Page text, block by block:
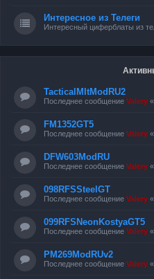
Интересное из Телеги
Интересный циферблаты из
TacticalMItModRU2
Последнее сообщение Valery «
FM1352GT5
Последнее сообщение Valery «
DFW603ModRU
Последнее сообщение Valery «
098RFSSteelGT
Последнее сообщение Valery «
099RFSNeonKostyaGT5
Последнее сообщение Valery «
PM269ModRUv2
Последнее сообщение Valery «